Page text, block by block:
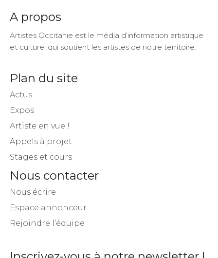
A propos
Artistes Occitanie est le média d’information artistique
et culturel qui soutient les artistes de notre territoire.
Plan du site
Actus
Expos
Artiste en vue !
Appels à projet
Stages et cours
Nous contacter
Nous écrire
Espace annonceur
Rejoindre l’équipe